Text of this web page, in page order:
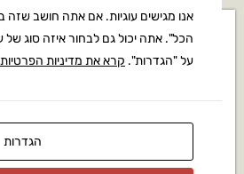
אנו מגישים עוגיות. אם אתה חושב שזה בסדר,
הכל". אתה יכול גם לבחור איזה סוג של עוגיות
על "הגדרות".קרא את מדיניות הפרטיות שלנו